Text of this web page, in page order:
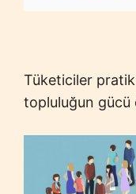
Tüketiciler
topluluğun gücü